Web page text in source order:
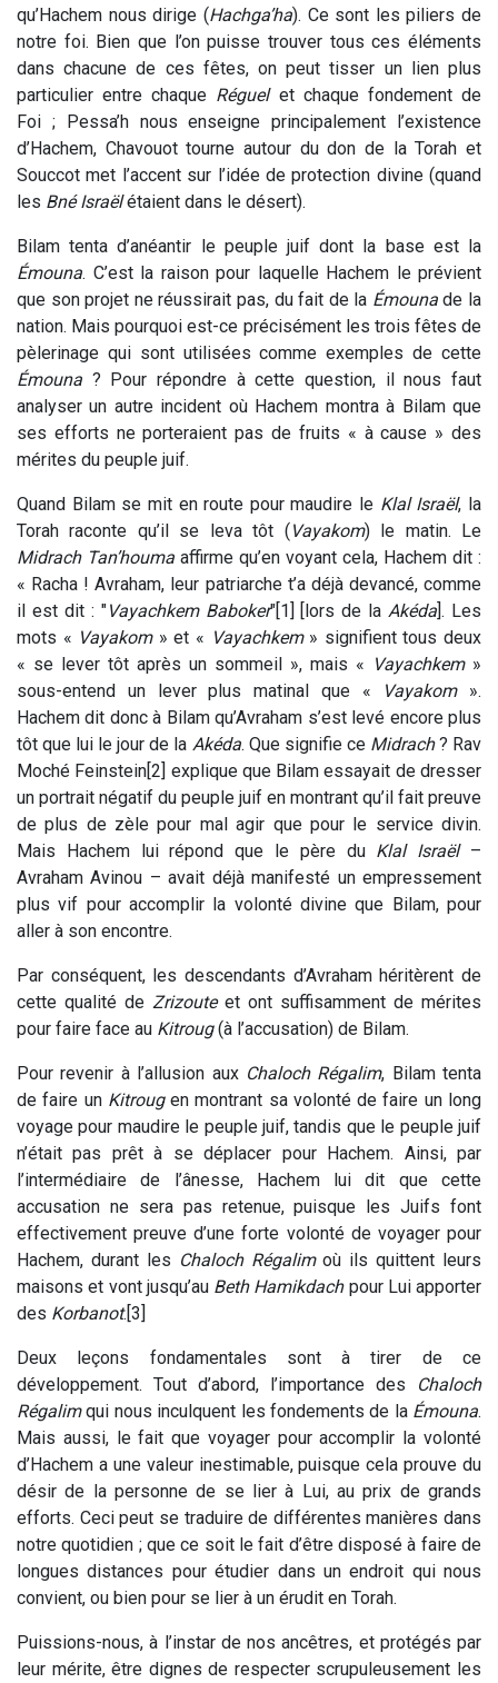
qu’Hachem nous dirige (Hachga’ha). Ce sont les piliers de
notre foi. Bien que l’on puisse trouver tous ces éléments
dans chacune de ces fêtes, on peut tisser un lien plus
particulier entre chaque Réguelet chaque fondement de
Foi ; Pessa’h nous enseigne principalement l’existence
d’Hachem, Chavouot tourne autour du don de la Torah et
Souccot met l’accent sur l’idée de protection divine (quand
les Bné Israëlétaient dans le désert).
Bilam tenta d’anéantir le peuple juif dont la base est la
Émouna. C’est la raison pour laquelle Hachem le prévient
que son projet ne réussirait pas, du fait de la Émounade la
nation. Mais pourquoi est-ce précisément les trois fêtes de
pèlerinage qui sont utilisées comme exemples de cette
Émouna ? Pour répondre à cette question, il nous faut
analyser un autre incident où Hachem montra à Bilam que
ses efforts ne porteraient pas de fruits « à cause » des
mérites du peuple juif.
Quand Bilam se mit en route pour maudire le Klal Israël, la
Torah raconte qu’il se leva tôt (Vayakom) le matin. Le
Midrach Tan’houma affirme qu’en voyant cela, Hachem dit :
« Racha ! Avraham, leur patriarche t’a déjà devancé, comme
il est dit : "Vayachkem Baboker"[1] [lors de la Akéda]. Les
mots « Vayakom» et « Vayachkem» signifient tous deux
« se lever tôt après un sommeil », mais « Vayachkem»
sous-entend un lever plus matinal que «
Vayakom».
Hachem dit donc à Bilam qu’Avraham s’est levé encore plus
tôt que lui le jour de la Akéda. Que signifie ce Midrach? Rav
Moché Feinstein[2] explique que Bilam essayait de dresser
un portrait négatif du peuple juif en montrant qu’il fait preuve
de plus de zèle pour mal agir que pour le service divin.
Mais Hachem lui répond que le père du Klal Israël–
Avraham Avinou – avait déjà manifesté un empressement
plus vif pour accomplir la volonté divine que Bilam, pour
aller à son encontre.
Par conséquent, les descendants d’Avraham héritèrent de
cette qualité de Zrizouteet ont suffisamment de mérites
pour faire face au Kitroug(à l’accusation) de Bilam.
Pour revenir à l’allusion aux Chaloch Régalim, Bilam tenta
de faire un Kitrougen montrant sa volonté de faire un long
voyage pour maudire le peuple juif, tandis que le peuple juif
n’était pas prêt à se déplacer pour Hachem. Ainsi, par
l’intermédiaire de l’ânesse, Hachem lui dit que cette
accusation ne sera pas retenue, puisque les Juifs font
effectivement preuve d’une forte volonté de voyager pour
Hachem, durant les Chaloch Régalimoù ils quittent leurs
maisons et vont jusqu’au Beth Hamikdachpour Lui apporter
des Korbanot.[3]
Deux leçons fondamentales sont à tirer de ce
développement. Tout d’abord, l’importance des
Chaloch
Régalimqui nous inculquent les fondements de la Émouna.
Mais aussi, le fait que voyager pour accomplir la volonté
d’Hachem a une valeur inestimable, puisque cela prouve du
désir de la personne de se lier à Lui, au prix de grands
efforts. Ceci peut se traduire de différentes manières dans
notre quotidien ; que ce soit le fait d’être disposé à faire de
longues distances pour étudier dans un endroit qui nous
convient, ou bien pour se lier à un érudit en Torah.
Puissions-nous, à l’instar de nos ancêtres, et protégés par
leur mérite, être dignes de respecter scrupuleusement les